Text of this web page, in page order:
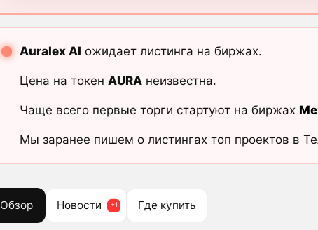
Auralex AI ожидает листинга на биржах.
Цена на токен AURAнеизвестна.
Чаще всего первые торги стартуют на биржах
Мы заранее пишем о листингах топ проектов в
Обзор Новости Где купить